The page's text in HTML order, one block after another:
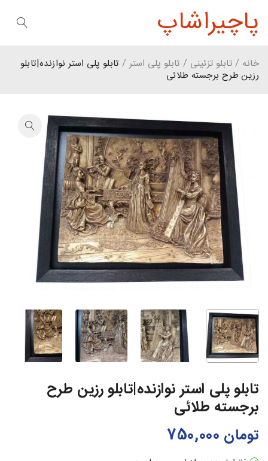
پاچیراشاپ
خانه / تابلو تزئینی / تابلو پلی استر / تابلو پلی استر نوازنده|تابلو
رزین طرح برجسته طلائی
تابلو پلی استر نوازنده|تابلو رزین طرح
برجسته طلائی
تومان